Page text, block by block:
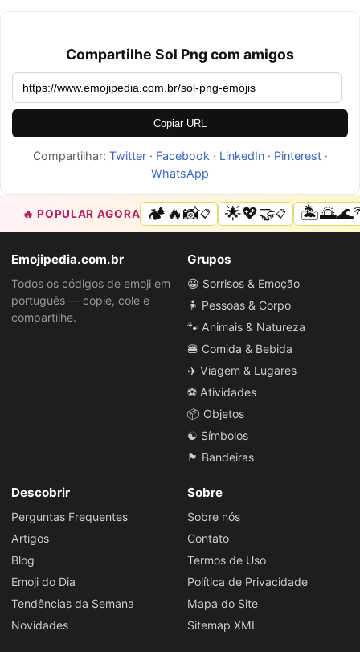
Compartilhe Sol Png com amigos
Copiar URL
Compartilhar: Twitter· Facebook · LinkedIn· Pinterest·
WhatsApp
🔥 POPULAR AGORA 🏕️🔥📸📋 🌟💖🤝📋
Emojipedia.com.br
Todos os códigos de emoji em
português — copie, cole e
compartilhe.
Grupos
😀 Sorrisos & Emoção
🧍 Pessoas & Corpo
🐾 Animais & Natureza
🍔 Comida & Bebida
✈️ Viagem & Lugares
⚽ Atividades
📦 Objetos
☯️ Símbolos
🏴 Bandeiras
Descobrir
Perguntas Frequentes
Artigos
Blog
Emoji do Dia
Tendências da Semana
Novidades
Sobre
Sobre nós
Contato
Termos de Uso
Política de Privacidade
Mapa do Site
Sitemap XML